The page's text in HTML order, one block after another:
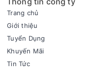
Trang chủ
Giới thiệu
Tuyển Dụng
Khuyến Mãi
Tin Tức